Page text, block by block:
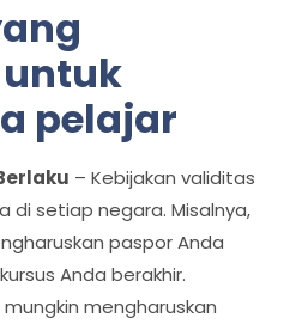
pelajar
– Kebijakan validitas
setiap negara. Misalnya,
paspor Anda
Anda berakhir.
mengharuskan